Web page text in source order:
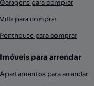
Garagens para comprar
Villa para comprar
Penthouse para comprar
Imóveis para arrendar
Apartamentos para arrendar